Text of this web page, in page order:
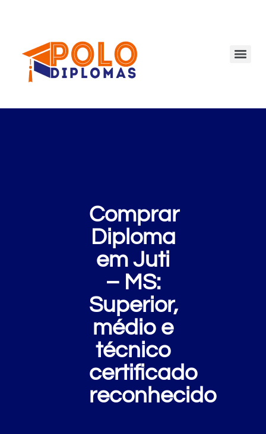
Comprar
Diploma
em Juti
– MS:
Superior,
médio e
técnico
certificado
reconhecido